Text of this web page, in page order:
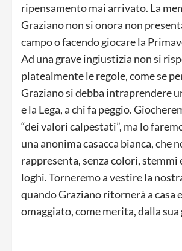
ripensamento mai arrivato. La
Graziano non si onora non
campo o facendo giocare la
Ad una grave ingiustizia non si
platealmente le regole, come se
Graziano si debba intraprendere
e la Lega, a chi fa peggio.
“dei valori calpestati”, ma lo
una anonima casacca bianca, che
rappresenta, senza colori, stemmi
loghi. Torneremo a vestire la
quando Graziano ritornerà a casa
omaggiato, come merita, dalla sua